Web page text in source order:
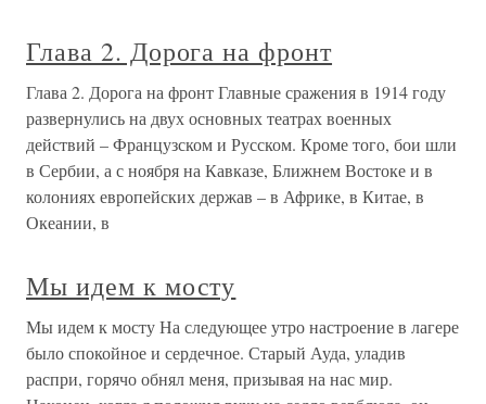
Глава 2. Дорога на фронт
Глава 2. Дорога на фронт Главные сражения в 1914 году
развернулись на двух основных театрах военных
действий – Французском и Русском. Кроме того, бои шли
в Сербии, а с ноября на Кавказе, Ближнем Востоке и в
колониях европейских держав – в Африке, в Китае, в
Океании, в
Мы идем к мосту
Мы идем к мосту На следующее утро настроение в лагере
было спокойное и сердечное. Старый Ауда, уладив
распри, горячо обнял меня, призывая на нас мир.